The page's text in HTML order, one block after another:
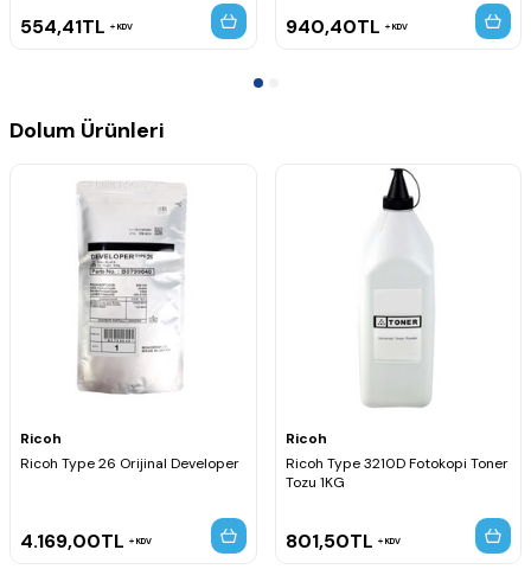
554,41TL KDV 940,40TL KDV
Dolum Ürünleri
Ricoh
Ricoh Type 26 Orijinal Developer
4.169,00TL KDV
Ricoh
Ricoh Type 3210D Fotokopi Toner
Tozu 1KG
801,50TL KDV